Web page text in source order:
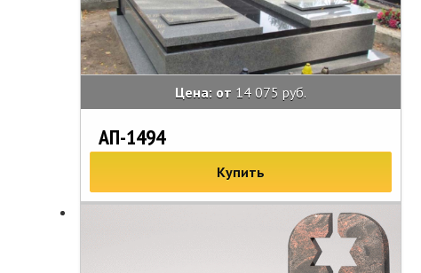
Цена: от 14 075 руб.
АП-1494
Купить